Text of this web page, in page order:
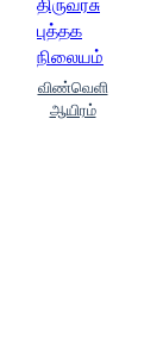
திருவரசு
புத்தக
நிலையம்
விண்வெளி
ஆயிரம்